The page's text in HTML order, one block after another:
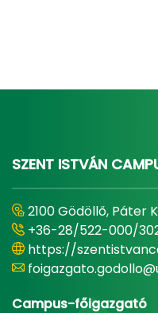
SZENT ISTVÁN
2100 Gödöllő, Páter
+36-28/522-000/
https://
Campus-főigazgató